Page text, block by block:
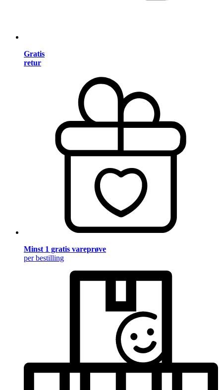
Gratis
retur
Minst 1 gratis vareprøve
per bestilling